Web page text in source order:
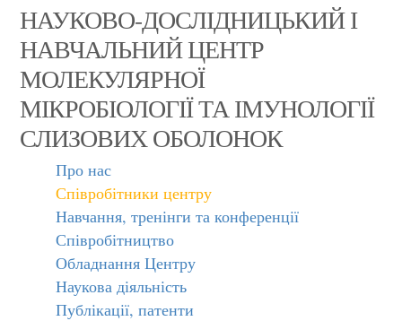
НАУКОВО-ДОСЛІДНИЦЬКИЙ І
НАВЧАЛЬНИЙ ЦЕНТР
МОЛЕКУЛЯРНОЇ
МІКРОБІОЛОГІЇ ТА ІМУНОЛОГІЇ
СЛИЗОВИХ ОБОЛОНОК
Про нас
Співробітники центру
Навчання, тренінги та конференції
Співробітництво
Обладнання Центру
Наукова діяльність
Публікації, патенти